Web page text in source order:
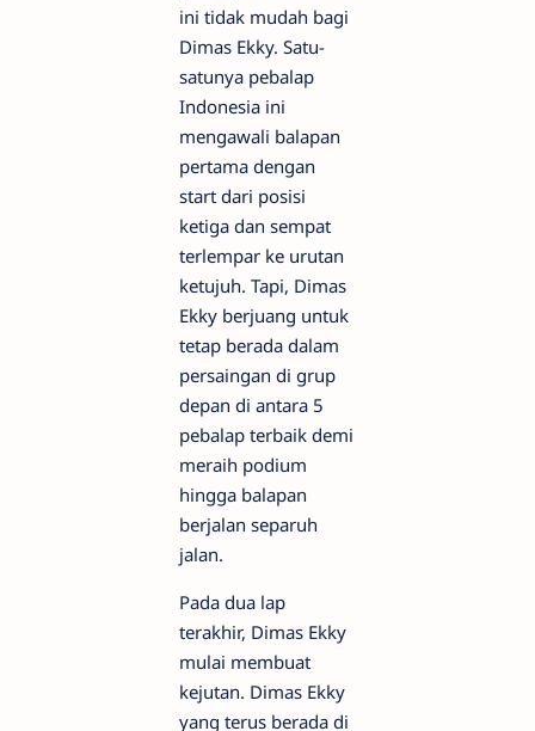
ini tidak mudah bagi
Dimas Ekky. Satu-
satunya pebalap
Indonesia ini
mengawali balapan
pertama dengan
start dari posisi
ketiga dan sempat
terlempar ke urutan
ketujuh. Tapi, Dimas
Ekky berjuang untuk
tetap berada dalam
persaingan di grup
depan di antara 5
pebalap terbaik demi
meraih podium
hingga balapan
berjalan separuh
jalan.
Pada dua lap
terakhir, Dimas Ekky
mulai membuat
kejutan. Dimas Ekky
yang terus berada di